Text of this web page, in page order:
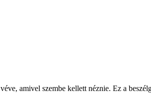
amivel szembe kellett néznie. Ez a